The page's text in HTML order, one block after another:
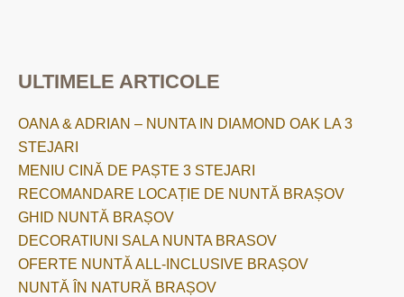
ULTIMELE ARTICOLE
OANA & ADRIAN – NUNTA IN DIAMOND OAK LA 3
STEJARI
MENIU CINĂ DE PAȘTE 3 STEJARI
RECOMANDARE LOCAȚIE DE NUNTĂ BRAȘOV
GHID NUNTĂ BRAȘOV
DECORATIUNI SALA NUNTA BRASOV
OFERTE NUNTĂ ALL-INCLUSIVE BRAȘOV
NUNTĂ ÎN NATURĂ BRAȘOV